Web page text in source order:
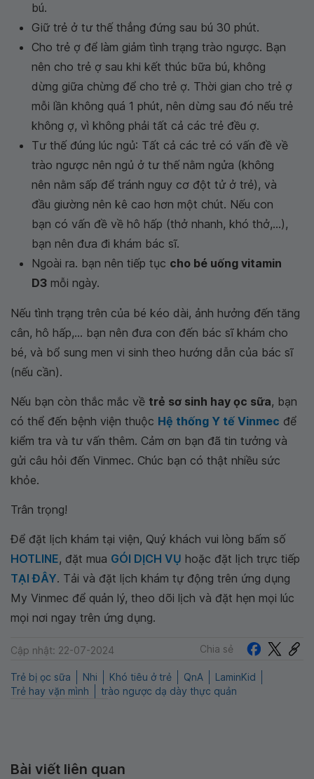
bú.
Giữ trẻ ở tư thế thẳng đứng sau bú 30 phút.
Cho trẻ ợ để làm giảm tình trạng trào ngược. Bạn
nên cho trẻ ợ sau khi kết thúc bữa bú, không
dừng giữa chừng để cho trẻ ợ. Thời gian cho trẻ ợ
mỗi lần không quá 1 phút, nên dừng sau đó nếu trẻ
không ợ, vì không phải tất cả các trẻ đều ợ.
Tư thế đúng lúc ngủ: Tất cả các trẻ có vấn đề về
trào ngược nên ngủ ở tư thế nằm ngửa (không
nên nằm sấp để tránh nguy cơ đột tử ở trẻ), và
đầu giường nên kê cao hơn một chút. Nếu con
bạn có vấn đề về hô hấp (thở nhanh, khó thở,...),
bạn nên đưa đi khám bác sĩ.
Ngoài ra. bạn nên tiếp tục cho bé uống vitamin
D3 mỗi ngày.
Nếu tình trạng trên của bé kéo dài, ảnh hưởng đến tăng
cân, hô hấp,... bạn nên đưa con đến bác sĩ khám cho
bé, và bổ sung men vi sinh theo hướng dẫn của bác sĩ
(nếu cần).
Nếu bạn còn thắc mắc về trẻ sơ sinh hay ọc sữa, bạn
có thể đến bệnh viện thuộc Hệ thống Y tế Vinmec để
kiểm tra và tư vấn thêm. Cảm ơn bạn đã tin tưởng và
gửi câu hỏi đến Vinmec. Chúc bạn có thật nhiều sức
khỏe.
Trân trọng!
Để đặt lịch khám tại viện, Quý khách vui lòng bấm số
HOTLINE, đặt mua GÓI DỊCH VỤ hoặc đặt lịch trực tiếp
TẠI ĐÂY. Tải và đặt lịch khám tự động trên ứng dụng
My Vinmec để quản lý, theo dõi lịch và đặt hẹn mọi lúc
mọi nơi ngay trên ứng dụng.
Cập nhật: 22-07-2024 Chia sẻ
Trẻ bị ọc sữa Nhi Khó tiêu ở trẻ QnA
LaminKid
Trẻ hay vặn mình
trào ngược dạ dày thực quản
Bài viết liên quan